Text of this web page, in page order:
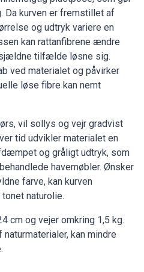
Da kurven er fremstillet af
og udtryk variere en
kan rattanfibrene ændre
tilfælde løsne sig.
ved materialet og påvirker
løse fibre kan nemt
vil sollys og vejr gradvist
tid udvikler materialet en
og gråligt udtryk, som
havemøbler. Ønsker
farve, kan kurven
naturolie.
cm og vejer omkring 1,5 kg.
kan mindre